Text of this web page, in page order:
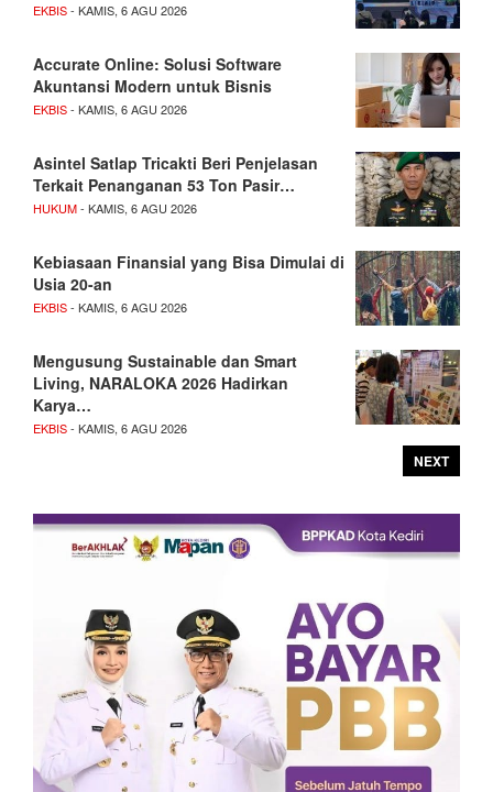
EKBIS- KAMIS, 6 AGU 2026
Accurate Online: Solusi Software
Akuntansi Modern untuk Bisnis
EKBIS- KAMIS, 6 AGU 2026
Asintel Satlap Tricakti Beri Penjelasan
Terkait Penanganan 53 Ton Pasir…
HUKUM- KAMIS, 6 AGU 2026
Kebiasaan Finansial yang Bisa Dimulai di
Usia 20-an
EKBIS- KAMIS, 6 AGU 2026
Mengusung Sustainable dan Smart
Living, NARALOKA 2026 Hadirkan
Karya…
EKBIS- KAMIS, 6 AGU 2026
NEXT